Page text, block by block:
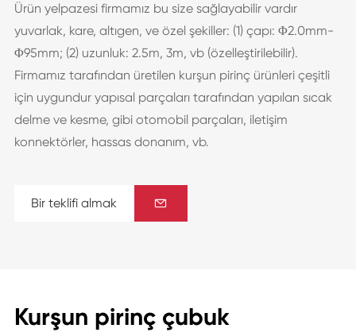
Ürün yelpazesi firmamız bu size sağlayabilir vardır
yuvarlak, kare, altıgen, ve özel şekiller: (1) çapı: Φ2.0mm-
Φ95mm; (2) uzunluk: 2.5m, 3m, vb (özelleştirilebilir).
Firmamız tarafından üretilen kurşun pirinç ürünleri çeşitli
için uygundur yapısal parçaları tarafından yapılan sıcak
delme ve kesme, gibi otomobil parçaları, iletişim
konnektörler, hassas donanım, vb.
Bir teklifi almak 
Kurşun pirinç çubuk